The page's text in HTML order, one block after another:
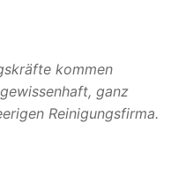
kommen
ganz
Reinigungsfirma.